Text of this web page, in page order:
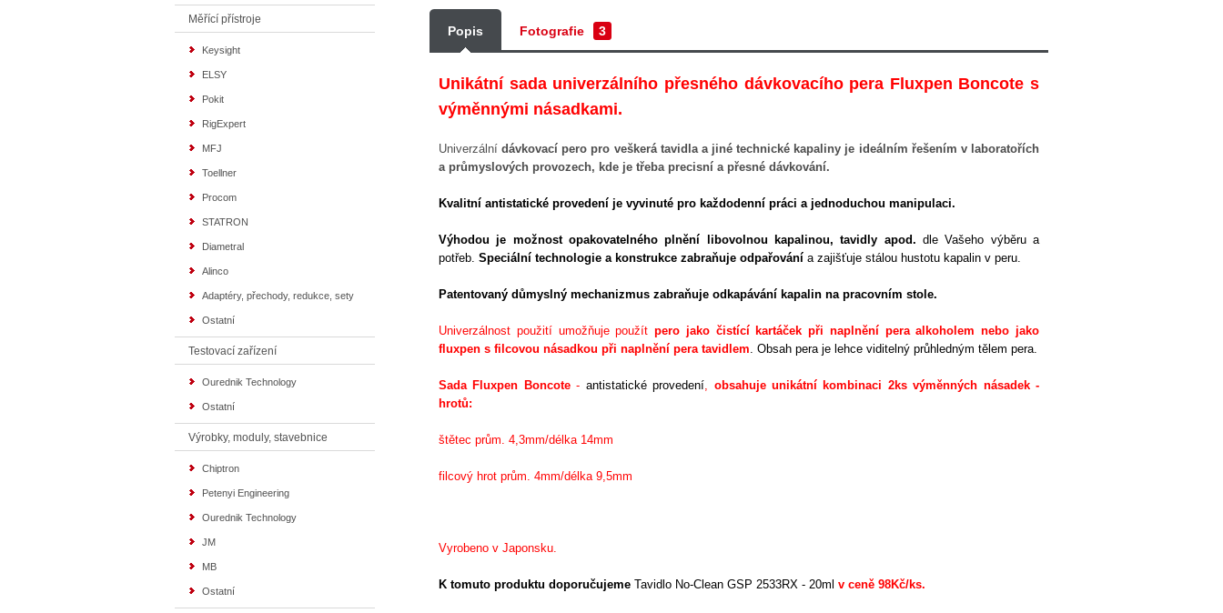
Měřící přístroje
Keysight
ELSY
Pokit
RigExpert
MFJ
Toellner
Procom
STATRON
Diametral
Alinco
Adaptéry, přechody, redukce, sety
Ostatní
Testovací zařízení
Ourednik Technology
Ostatní
Výrobky, moduly, stavebnice
Chiptron
Petenyi Engineering
Ourednik Technology
JM
MB
Ostatní
Popis Fotografie 3
Unikátní sada univerzálního přesného dávkovacího pera Fluxpen Boncote s
výměnnými násadkami.
Univerzálnídávkovací pero pro veškerá tavidla a jiné technické kapaliny je ideálním řešením v laboratořích
a průmyslových provozech, kde je třeba precisní a přesné dávkování.
Kvalitní antistatické provedení je vyvinuté pro každodenní práci a jednoduchou manipulaci.
Výhodou je možnost opakovatelného plnění libovolnou kapalinou, tavidly apod. dle Vašeho výběru a
potřeb. Speciální technologie a konstrukce zabraňuje odpařování a zajišťuje stálou hustotu kapalin v peru.
Patentovaný důmyslný mechanizmus zabraňuje odkapávání kapalin na pracovním stole.
Univerzálnost použití umožňuje použítpero jako čistící kartáček při naplnění pera alkoholem nebo jako
fluxpen s filcovou násadkou při naplnění pera tavidlem. Obsah pera je lehce viditelný průhledným tělem pera.
Sada Fluxpen Boncote- antistatické provedení, obsahuje unikátní kombinaci 2ks výměnných násadek -
hrotů:
štětec prům. 4,3mm/délka 14mm
filcový hrot prům. 4mm/délka 9,5mm
Vyrobeno v Japonsku.
K tomuto produktu doporučujeme Tavidlo No-Clean GSP 2533RX - 20ml v ceně 98Kč/ks.